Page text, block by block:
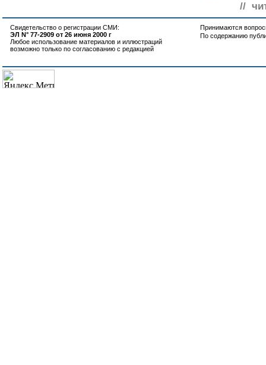
//
Свидетельство о регистрации СМИ:
ЭЛ N° 77-2909 от 26 июня 2000 г
Любое использование материалов и иллюстраций
возможно только по согласованию с редакцией
Принимаются
По содержанию